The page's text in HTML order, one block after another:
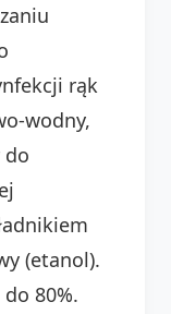
rąk
wodny,
do
(etanol).
80%.